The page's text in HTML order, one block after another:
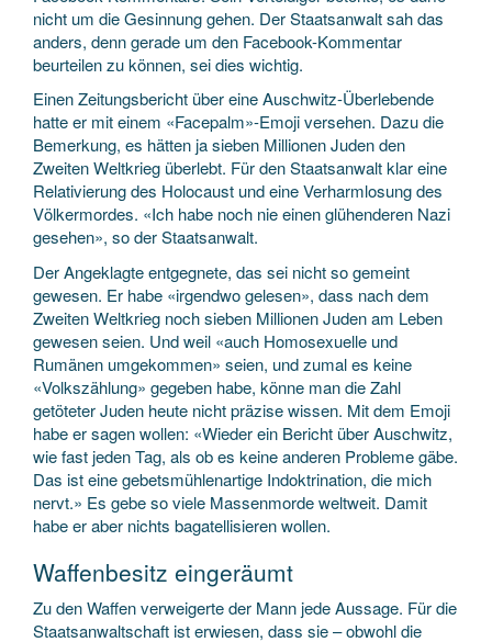
nicht um die Gesinnung gehen. Der Staatsanwalt sah das
anders, denn gerade um den Facebook-Kommentar
beurteilen zu können, sei dies wichtig.
Einen Zeitungsbericht über eine Auschwitz-Überlebende
hatte er mit einem «Facepalm»-Emoji versehen. Dazu die
Bemerkung, es hätten ja sieben Millionen Juden den
Zweiten Weltkrieg überlebt. Für den Staatsanwalt klar eine
Relativierung des Holocaust und eine Verharmlosung des
Völkermordes. «Ich habe noch nie einen glühenderen Nazi
gesehen», so der Staatsanwalt.
Der Angeklagte entgegnete, das sei nicht so gemeint
gewesen. Er habe «irgendwo gelesen», dass nach dem
Zweiten Weltkrieg noch sieben Millionen Juden am Leben
gewesen seien. Und weil «auch Homosexuelle und
Rumänen umgekommen» seien, und zumal es keine
«Volkszählung» gegeben habe, könne man die Zahl
getöteter Juden heute nicht präzise wissen. Mit dem Emoji
habe er sagen wollen: «Wieder ein Bericht über Auschwitz,
wie fast jeden Tag, als ob es keine anderen Probleme gäbe.
Das ist eine gebetsmühlenartige Indoktrination, die mich
nervt.» Es gebe so viele Massenmorde weltweit. Damit
habe er aber nichts bagatellisieren wollen.
Waffenbesitz eingeräumt
Zu den Waffen verweigerte der Mann jede Aussage. Für die
Staatsanwaltschaft ist erwiesen, dass sie – obwohl die